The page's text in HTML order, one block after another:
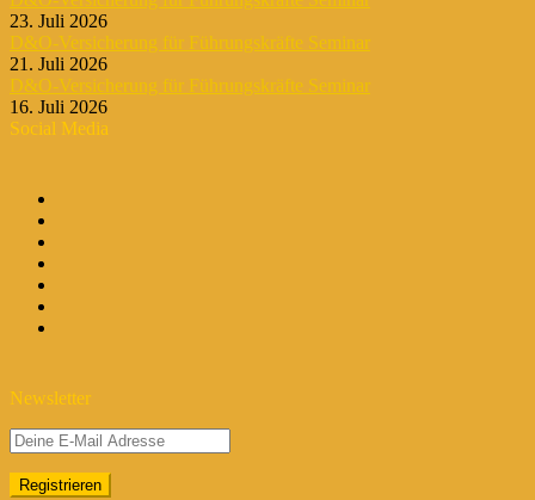
23. Juli 2026
D&O-Versicherung für Führungskräfte Seminar
21. Juli 2026
D&O-Versicherung für Führungskräfte Seminar
16. Juli 2026
Social Media
Newsletter